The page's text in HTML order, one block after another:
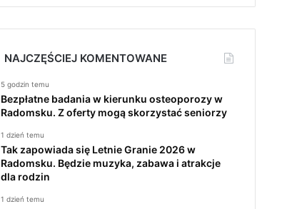
NAJCZĘŚCIEJ KOMENTOWANE
5 godzin temu
Bezpłatne badania w kierunku osteoporozy w
Radomsku. Z oferty mogą skorzystać seniorzy
1 dzień temu
Tak zapowiada się Letnie Granie 2026 w
Radomsku. Będzie muzyka, zabawa i atrakcje
dla rodzin
1 dzień temu